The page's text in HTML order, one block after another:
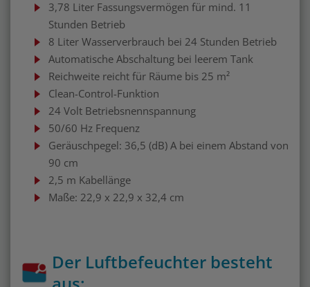
3,78 Liter Fassungsvermögen für mind. 11
Stunden Betrieb
8 Liter Wasserverbrauch bei 24 Stunden Betrieb
Automatische Abschaltung bei leerem Tank
Reichweite reicht für Räume bis 25 m²
Clean-Control-Funktion
24 Volt Betriebsnennspannung
50/60 Hz Frequenz
Geräuschpegel: 36,5 (dB) A bei einem Abstand von
90 cm
2,5 m Kabellänge
Maße: 22,9 x 22,9 x 32,4 cm
Der Luftbefeuchter besteht